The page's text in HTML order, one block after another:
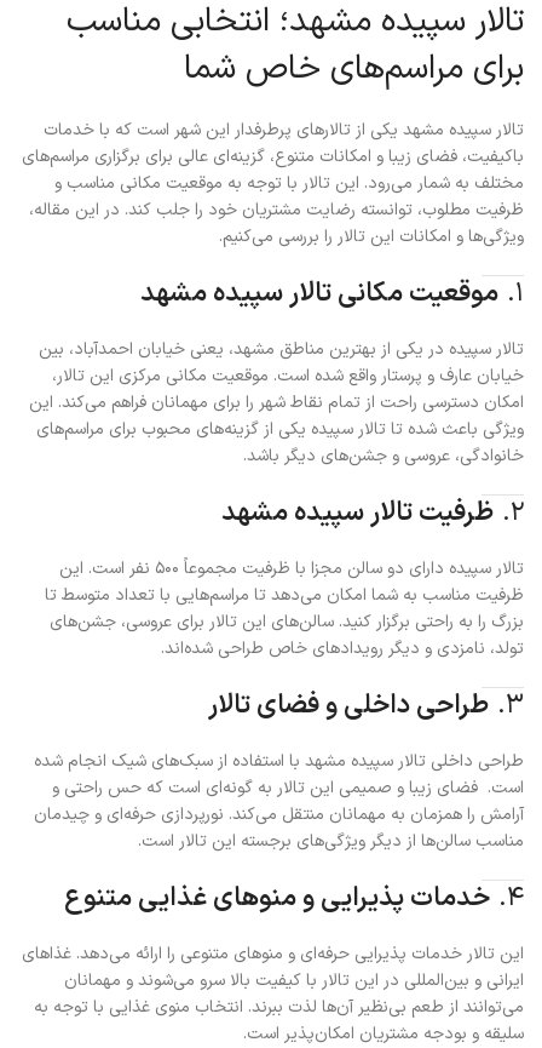
تالار سپیده مشهد؛ انتخابی مناسب
برای مراسم‌های خاص شما
تالار سپیده مشهد یکی از تالارهای پرطرفدار این شهر است که با خدمات
باکیفیت، فضای زیبا و امکانات متنوع، گزینه‌ای عالی برای برگزاری مراسم‌های
مختلف به شمار می‌رود. این تالار با توجه به موقعیت مکانی مناسب و
ظرفیت مطلوب، توانسته رضایت مشتریان خود را جلب کند. در این مقاله،
ویژگی‌ها و امکانات این تالار را بررسی می‌کنیم.
۱. موقعیت مکانی تالار سپیده مشهد
تالار سپیده در یکی از بهترین مناطق مشهد، یعنی خیابان احمدآباد، بین
خیابان عارف و پرستار واقع شده است. موقعیت مکانی مرکزی این تالار،
امکان دسترسی راحت از تمام نقاط شهر را برای مهمانان فراهم می‌کند. این
ویژگی باعث شده تا تالار سپیده یکی از گزینه‌های محبوب برای مراسم‌های
خانوادگی، عروسی و جشن‌های دیگر باشد.
۲. ظرفیت تالار سپیده مشهد
تالار سپیده دارای دو سالن مجزا با ظرفیت مجموعاً ۵۰۰ نفر است. این
ظرفیت مناسب به شما امکان می‌دهد تا مراسم‌هایی با تعداد متوسط تا
بزرگ را به راحتی برگزار کنید. سالن‌های این تالار برای عروسی، جشن‌های
تولد، نامزدی و دیگر رویدادهای خاص طراحی شده‌اند.
۳. طراحی داخلی و فضای تالار
طراحی داخلی تالار سپیده مشهد با استفاده از سبک‌های شیک انجام شده
است. فضای زیبا و صمیمی این تالار به گونه‌ای است که حس راحتی و
آرامش را همزمان به مهمانان منتقل می‌کند. نورپردازی حرفه‌ای و چیدمان
مناسب سالن‌ها از دیگر ویژگی‌های برجسته این تالار است.
۴. خدمات پذیرایی و منوهای غذایی متنوع
این تالار خدمات پذیرایی حرفه‌ای و منوهای متنوعی را ارائه می‌دهد. غذاهای
ایرانی و بین‌المللی در این تالار با کیفیت بالا سرو می‌شوند و مهمانان
می‌توانند از طعم بی‌نظیر آن‌ها لذت ببرند. انتخاب منوی غذایی با توجه به
سلیقه و بودجه مشتریان امکان‌پذیر است.